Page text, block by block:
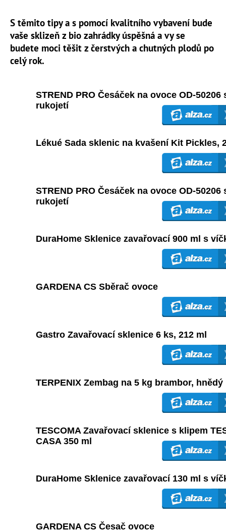
S těmito tipy a s pomocí kvalitního vybavení bude
vaše sklizeň z bio zahrádky úspěšná a vy se
budete moci těšit z čerstvých a chutných plodů po
celý rok.